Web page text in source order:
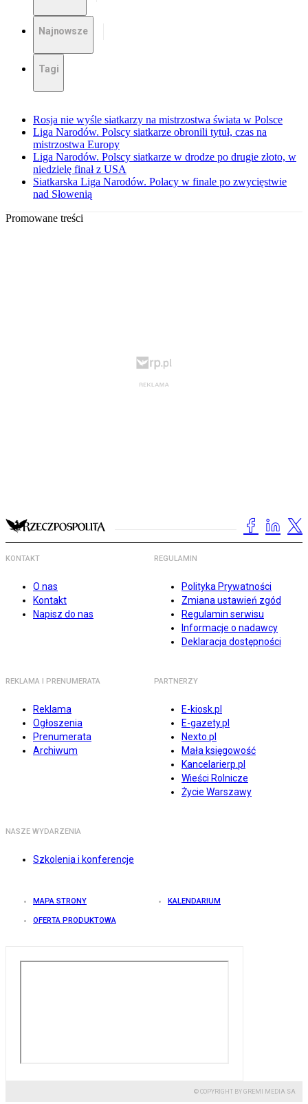
Najnowsze
Tagi
Rosja nie wyśle siatkarzy na mistrzostwa świata w Polsce
Liga Narodów. Polscy siatkarze obronili tytuł, czas na
mistrzostwa Europy
Liga Narodów. Polscy siatkarze w drodze po drugie złoto, w
niedzielę finał z USA
Siatkarska Liga Narodów. Polacy w finale po zwycięstwie
nad Słowenią
Promowane treści
KONTAKT
O nas
Kontakt
Napisz do nas
REGULAMIN
Polityka Prywatności
Zmiana ustawień zgód
Regulamin serwisu
Informacje o nadawcy
Deklaracja dostępności
REKLAMA I PRENUMERATA
Reklama
Ogłoszenia
Prenumerata
Archiwum
PARTNERZY
E-kiosk.pl
E-gazety.pl
Nexto.pl
Mała księgowość
Kancelarierp.pl
Wieści Rolnicze
Życie Warszawy
NASZE WYDARZENIA
Szkolenia i konferencje
MAPA STRONY KALENDARIUM
OFERTA PRODUKTOWA
© COPYRIGHT BY GREMI MEDIA SA